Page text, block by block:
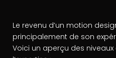
Le revenu d’un motion
principalement de son
Voici un aperçu des